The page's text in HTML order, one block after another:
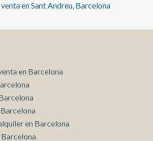
venta en Sant Andreu, Barcelona
en Barcelona
en Barcelona